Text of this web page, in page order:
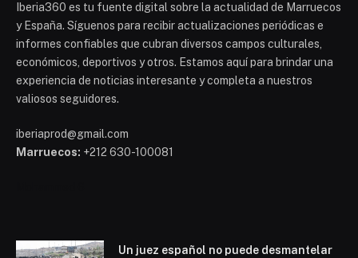
Iberia360 es tu fuente digital sobre la actualidad de Marruecos
y España. Síguenos para recibir actualizaciones periódicas e
informes confiables que cubran diversos campos culturales,
económicos, deportivos y otros. Estamos aquí para brindar una
experiencia de noticias interesante y completa a nuestros
valiosos seguidores.
iberiaprod@gmail.com
Marruecos: +212 630-100081
Un juez español no puede desmantelar